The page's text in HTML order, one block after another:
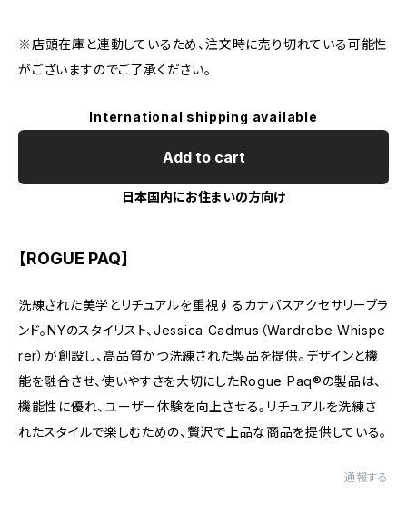
※店頭在庫と連動しているため、注文時に売り切れている可能性
がございますのでご了承ください。
International shipping available
Add to cart
日本国内にお住まいの方向け
【ROGUE PAQ】
洗練された美学とリチュアルを重視するカナバスアクセサリーブラ
ンド。NYのスタイリスト、Jessica Cadmus（Wardrobe Whispe
rer）が創設し、高品質かつ洗練された製品を提供。デザインと機
能を融合させ、使いやすさを大切にしたRogue Paq®の製品は、
機能性に優れ、ユーザー体験を向上させる。リチュアルを洗練さ
れたスタイルで楽しむための、贅沢で上品な商品を提供している。
通報する